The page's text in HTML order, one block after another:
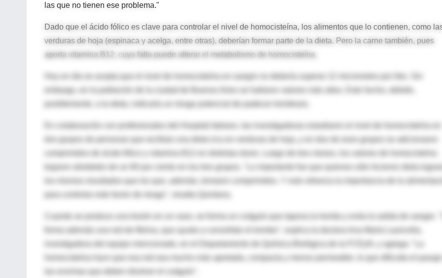
las que no tienen ese problema."
Dado que el ácido fólico es clave para controlar el nivel de homocisteína, los alimentos que lo contienen, como
verduras de hoja (espinaca y acelga, entre otras), deberían formar parte de la dieta. Pero la carne también, pues
aporta vitamina B12, cuya falta puede alterar el metabolismo de homocisteína.
Hoy en día se acepta que el nivel de homocisteína en sangre no debería superar 12 micromoles por litro. Sin
embargo, en la población de la ciudad de Buenos Aires se hallaron valores más altos. Este hecho, debido,
posiblemente, a la dieta, indicaría un riesgo potencial de padecer trombosis.
En colaboración con profesionales del Hospital Italiano, las investigadoras estudiaron el nivel de homocisteína en
tres grupos de personas que recibían una dieta rica en verduras de hoja, y en dos de esos grupos se adicionaron
comprimidos de ácido fólico y vitamina B12 en distintas dosis. Luego de tres meses, los valores de homocisteína
bajaron alrededor de un 60 por ciento en los tres grupos. "Lo importante fue que quienes sólo hicieron dieta
los mismos resultados que los que, además, tomaron comprimidos. Y esto refuerza la importancia de la
para controlar este factor de riesgo", resalta Quintana.
Cuando se produce una lesión en un vaso, se forma un coágulo que tapona la herida y evita la salida de sangre.
investigadora del equipo mencionado, en el Departamento de Química Biológica de la FCEyN, y agrega: "La
homocisteína hace que esa red sea mucho más apretada, compacta y menos permeable, lo que dificulta el
las enzimas que deben disolver el coágulo".